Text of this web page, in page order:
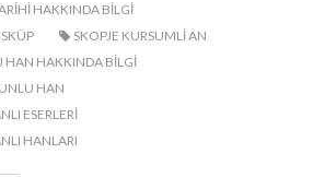
HAKKINDA BILGI
SKOPJE KURSUMLI AN
HAN HAKKINDA BILGI
HAN
ESERLERI
HANLARI